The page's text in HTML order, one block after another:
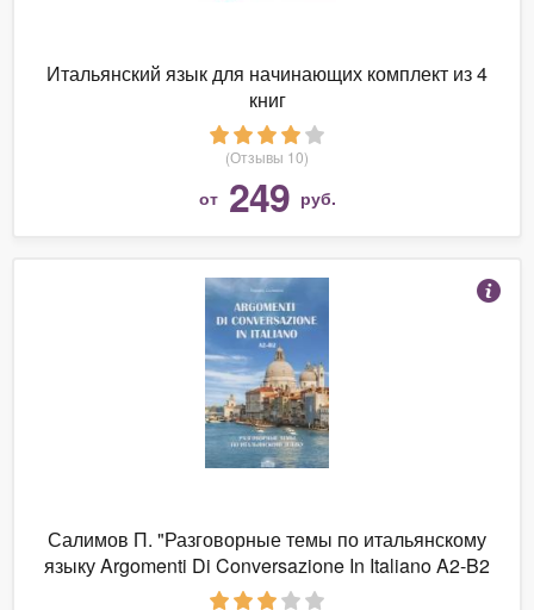
Итальянский язык для начинающих комплект из 4
книг
(Отзывы 10)
от 249 руб.
Салимов П. "Разговорные темы по итальянскому
языку Argomenti Di Conversazione In Italiano A2-B2
Учебное пособие"